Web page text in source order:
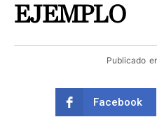
EJEMPLO
Publicado
Facebook